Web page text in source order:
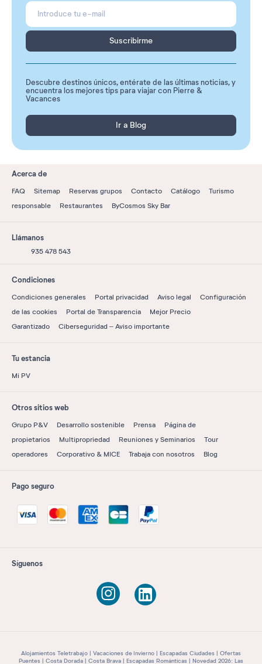
Suscribirme
Descubre destinos únicos, entérate de las últimas noticias, y
encuentra los mejores tips para viajar con Pierre &
Vacances
Ir a Blog
Acerca de
FAQ Sitemap Reservas grupos Contacto Catálogo
Turismo
responsable
Restaurantes ByCosmos Sky Bar
Llámanos
935 478 543
Condiciones
Condiciones generales Portal privacidad Aviso legal
Configuración
de las cookies
Portal de Transparencia
Mejor Precio
Garantizado
Ciberseguridad – Aviso importante
Tu estancia
Mi PV
Otros sitios web
Grupo P&V Desarrollo sostenible Prensa
Página de
propietarios
Multipropriedad Reuniones y Seminarios
Tour
operadores
Corporativo & MICE Trabaja con nosotros Blog
Pago seguro
Palmas
Novedad 2026 : Figueres Novedad 2026: Ibiza
Novedad 2026: Torremolinos